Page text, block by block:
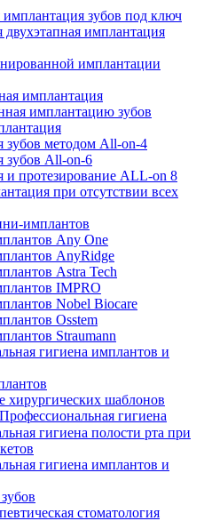
зубов под ключ
двухэтапная имплантация
имплантации
имплантация
имплантацию зубов
зубов методом All-on-4
зубов All-on-6
и протезирование ALL-on 8
при отсутствии всех
имплантов
Any One
AnyRidge
Astra Tech
IMPRO
Nobel Biocare
Osstem
Straumann
гигиена имплантов и
хирургических шаблонов
Профессиональная гигиена
гигиена полости рта при
гигиена имплантов и
стоматология